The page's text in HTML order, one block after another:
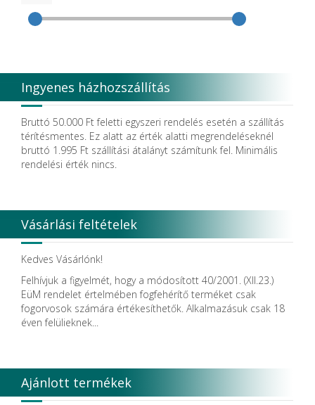
Coxo Medical Instrument Co. Ltd.
Degradable Solutions AG
DELTA RT.
Dendia GmbH
DenMat Holdings, LLC
Dental Film srl.
Dental Pacific
Dentis
Dentsply Sirona
Detax
DFS
DIADENT
DIRECTA AB
Discus Dental PHILIPS
DISPOTECH S.r.l.
DKL
DUX
Edelweiss Dentistry Products GmbH
Edenta
Ingyenes házhozszállítás
Bruttó 50.000 Ft feletti egyszeri rendelés esetén a szállítás
térítésmentes. Ez alatt az érték alatti megrendeléseknél
bruttó 1.995 Ft szállítási átalányt számítunk fel. Minimális
rendelési érték nincs.
Vásárlási feltételek
Kedves Vásárlónk!
Felhívjuk a figyelmét, hogy a módosított 40/2001. (XII.23.)
EüM rendelet értelmében fogfehérítő terméket csak
fogorvosok számára értékesíthetők. Alkalmazásuk csak 18
éven felülieknek...
Ajánlott termékek